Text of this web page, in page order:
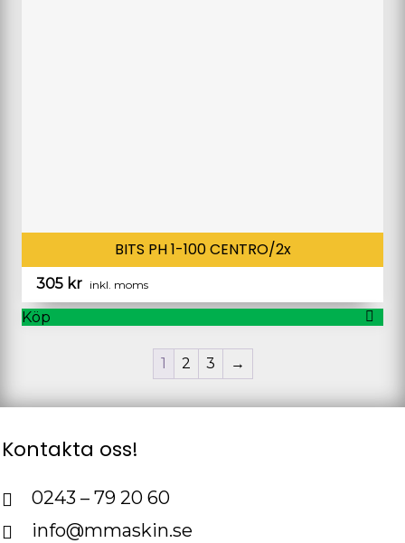
BITS PH 1-100 CENTRO/2x
305 kr inkl. moms
Köp
1 2 3 →
Kontakta oss!
0243 – 79 20 60
info@mmaskin.se